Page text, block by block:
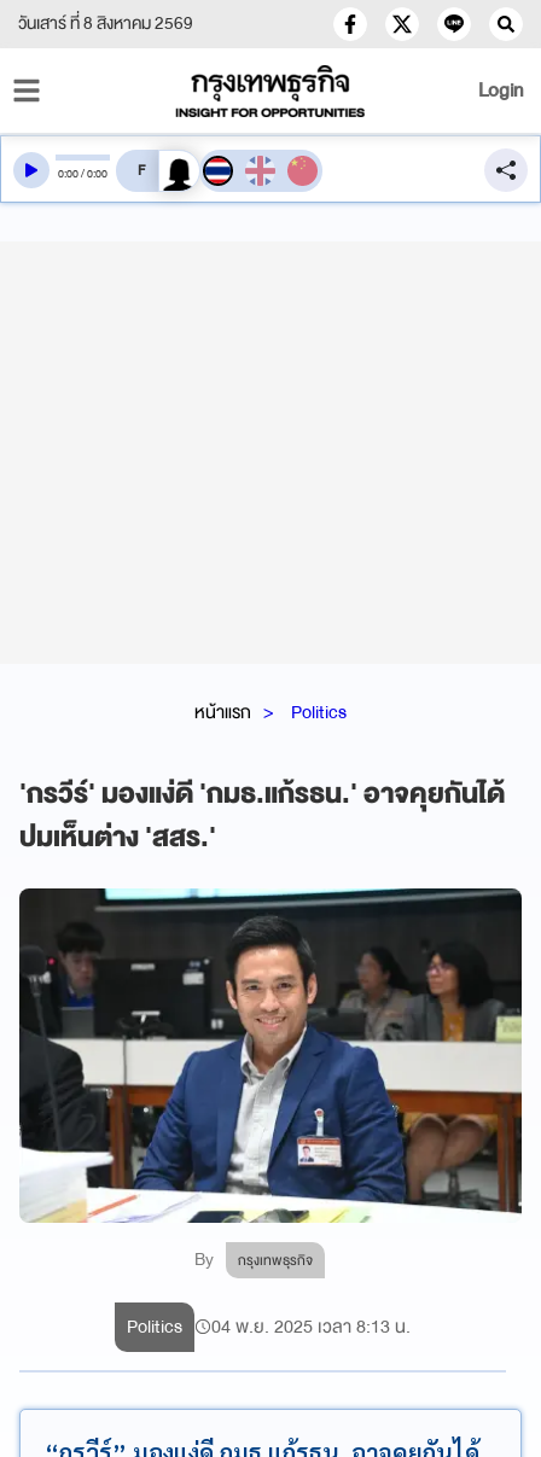
วันเสาร์ ที่ 8 สิงหาคม 2569
Login
หน้าแรก Politics
'กรวีร์' มองแง่ดี 'กมธ.แก้รธน.' อาจคุยกันได้
ปมเห็นต่าง 'สสร.'
By กรุงเทพธุรกิจ
0:00/0:00 สลับเสียงอ่าน
Politics 04 พ.ย. 2025 เวลา 8:13 น.